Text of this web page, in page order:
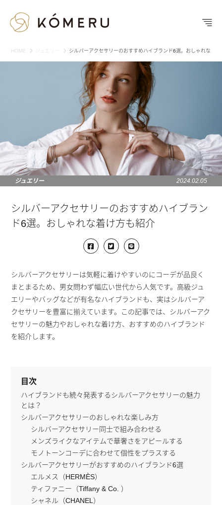
HOME シルバーアクセサリーのおすすめハイブランド6選。おしゃれな着け
ジュエリー 2024.02.05
シルバーアクセサリーのおすすめハイブラン
ド6選。おしゃれな着け方も紹介
シルバーアクセサリーは気軽に着けやすいのにコーデが品良く
まとまるため、男女問わず幅広い世代から人気です。高級ジュ
エリーやバッグなどが有名なハイブランドも、実はシルバーア
クセサリーを豊富に揃えています。この記事では、シルバーアク
セサリーの魅力やおしゃれな着け方、おすすめのハイブランド
を紹介します。
目次
ハイブランドも続々発表するシルバーアクセサリーの魅力
とは？
シルバーアクセサリーのおしゃれな楽しみ方
シルバーアクセサリー同士で組み合わせる
メンズライクなアイテムで華奢さをアピールする
モノトーンコーデに合わせて個性をプラスする
シルバーアクセサリーがおすすめのハイブランド6選
エルメス（HERMÈS）
ティファニー（Tiffany & Co. ）
シャネル（CHANEL）